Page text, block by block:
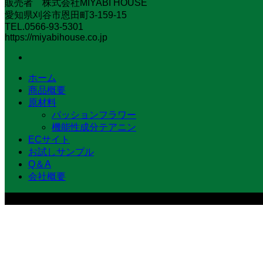
販売者 株式会社MIYABI HOUSE
愛知県刈谷市恩田町3-159-15
TEL.0566-93-5301
https://miyabihouse.co.jp
ホーム
商品概要
原材料
パッションフラワー
機能性成分テアニン
ECサイト
お試しサンプル
Q＆A
会社概要